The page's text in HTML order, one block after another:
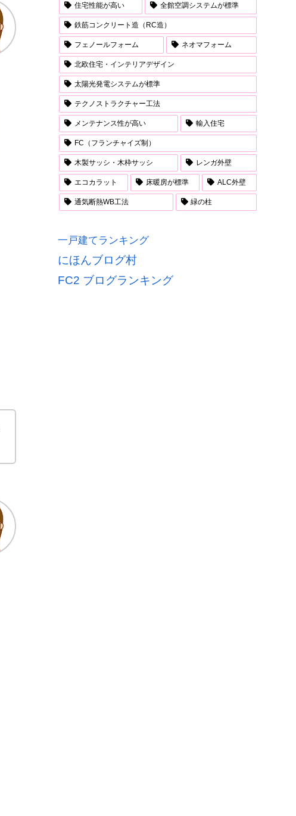
住宅性能が高い 全館空調システムが標準
鉄筋コンクリート造（RC造）
フェノールフォーム ネオマフォーム
北欧住宅・インテリアデザイン
太陽光発電システムが標準
テクノストラクチャー工法
メンテナンス性が高い 輸入住宅
FC（フランチャイズ制）
木製サッシ・木枠サッシ レンガ外壁
エコカラット 床暖房が標準 ALC外壁
通気断熱WB工法 緑の柱
一戸建てランキング
にほんブログ村
FC2 ブログランキング